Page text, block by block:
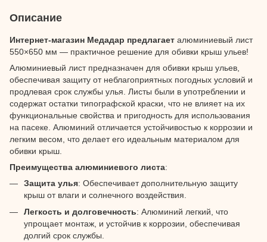
Описание
Интернет-магазин Медадар предлагает алюминиевый лист
550×650 мм — практичное решение для обивки крыш ульев!
Алюминиевый лист предназначен для обивки крыш ульев,
обеспечивая защиту от неблагоприятных погодных условий и
продлевая срок службы улья. Листы были в употреблении и
содержат остатки типографской краски, что не влияет на их
функциональные свойства и пригодность для использования
на пасеке. Алюминий отличается устойчивостью к коррозии и
легким весом, что делает его идеальным материалом для
обивки крыш.
Преимущества алюминиевого листа:
Защита улья: Обеспечивает дополнительную защиту
крыш от влаги и солнечного воздействия.
Легкость и долговечность: Алюминий легкий, что
упрощает монтаж, и устойчив к коррозии, обеспечивая
долгий срок службы.